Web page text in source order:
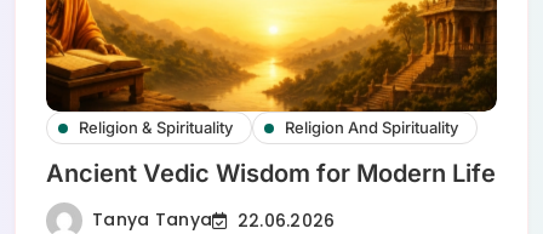
Religion & Spirituality Religion And Spirituality
Ancient Vedic Wisdom for Modern Life
Tanya Tanya 22.06.2026